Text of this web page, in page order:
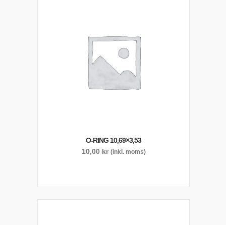
O-RING 10,69×3,53
10,00 kr (inkl. moms)